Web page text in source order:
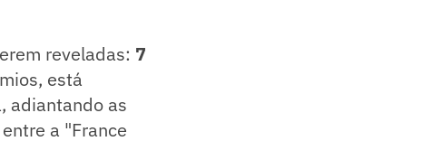
reveladas: 7
está
adiantando as
a "France